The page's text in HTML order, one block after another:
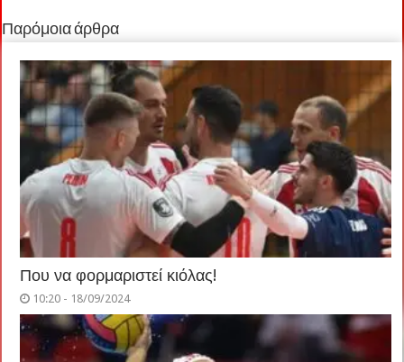
Παρόμοια άρθρα
Που να φορμαριστεί κιόλας!
10:20 - 18/09/2024